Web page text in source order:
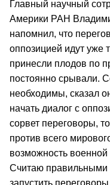
Главный научный
Америки РАН
напомнил, что
оппозицией идут уже
принесли плодов по
постоянно срывали.
необходимы, сказал
начать диалог с
сорвет переговоры,
против всего
возможность
Считаю
запустить